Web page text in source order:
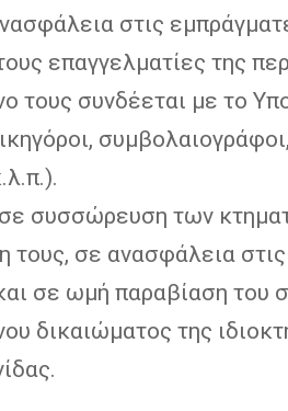
στις
επαγγελματίες της
τους συνδέεται με το
συμβολαιογράφοι,
συσσώρευση των
τους, σε ανασφάλεια
σε ωμή παραβίαση του
δικαιώματος της